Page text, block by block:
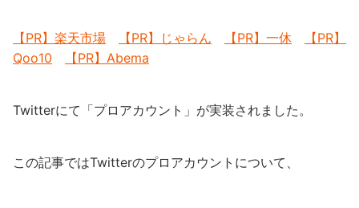
【PR】楽天市場 【PR】じゃらん 【PR】一休
【PR】
Qoo10
【PR】Abema
Twitterにて「プロアカウント」が実装されました。
この記事ではTwitterのプロアカウントについて、